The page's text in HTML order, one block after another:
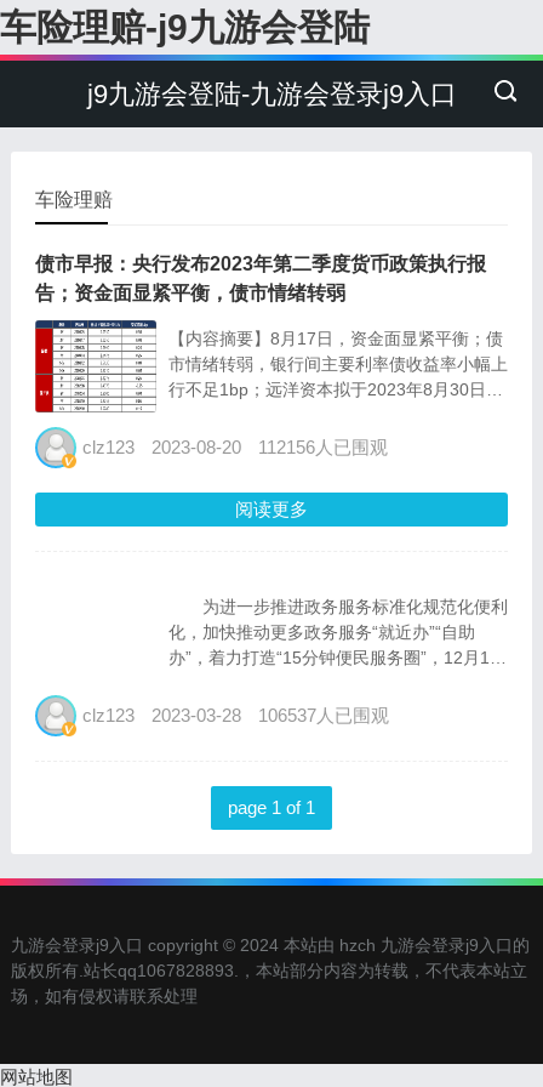
车险理赔-j9九游会登陆
j9九游会登陆-九游会登录j9入口
车险理赔
债市早报：央行发布2023年第二季度货币政策执行报
告；资金面显紧平衡，债市情绪转弱
【内容摘要】8月17日，资金面显紧平衡；债
市情绪转弱，银行间主要利率债收益率小幅上
行不足1bp；远洋资本拟于2023年8月30日召
变更增信措施等议案；融创中国出售臻华府等
约1...
clz123 2023-08-20 112156人已围观
阅读更多
为进一步推进政务服务标准化规范化便利
化，加快推动更多政务服务“就近办”“自助
办”，着力打造“15分钟便民服务圈”，12月12
联合举办“天府通办”自助终端2.0上线暨政务
clz123 2023-03-28 106537人已围观
page 1 of 1
九游会登录j9入口 copyright © 2024 本站由 hzch 九游会登录j9入口的
版权所有.站长qq1067828893.，本站部分内容为转载，不代表本站立
场，如有侵权请联系处理
网站地图